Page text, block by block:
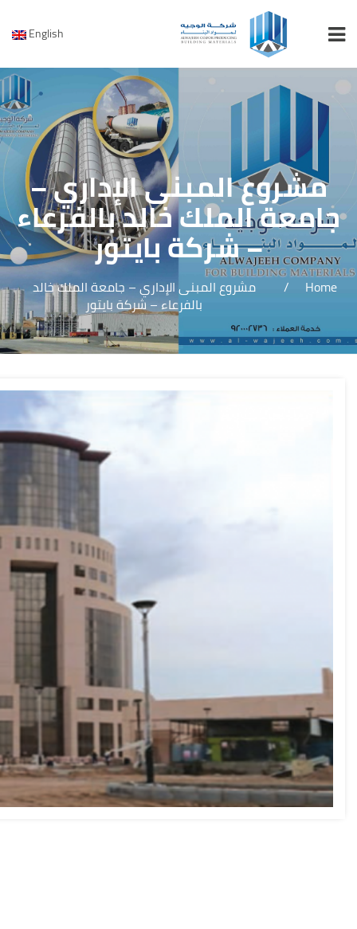
English
مشروع المبنى الإداري –
جامعة الملك خالد بالفرعاء
– شركة بايتور
Home
/ مشروع المبنى الإداري – جامعة الملك خالد
بالفرعاء – شركة بايتور